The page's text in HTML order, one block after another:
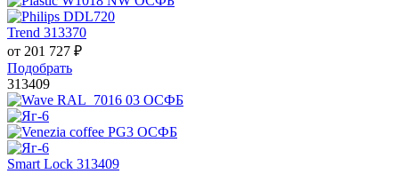
Trend 313370
от 201 727 ₽
Подобрать
313409
Smart Lock 313409